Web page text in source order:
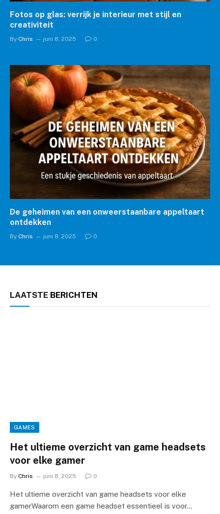
Fotos op glas: verrijk je interieur met stijl en
creativiteit
By Chris juni 8, 2025 0
De geheimen van een onweerstaanbare appeltaart
ontdekken
By Chris juni 8, 2025 0
LAATSTE BERICHTEN
GAMES
Het ultieme overzicht van game headsets
voor elke gamer
By Chris juni 8, 2025 0
Het ultieme overzicht van game headsets voor elke
gamerWaarom een game headset essentieel is voor…